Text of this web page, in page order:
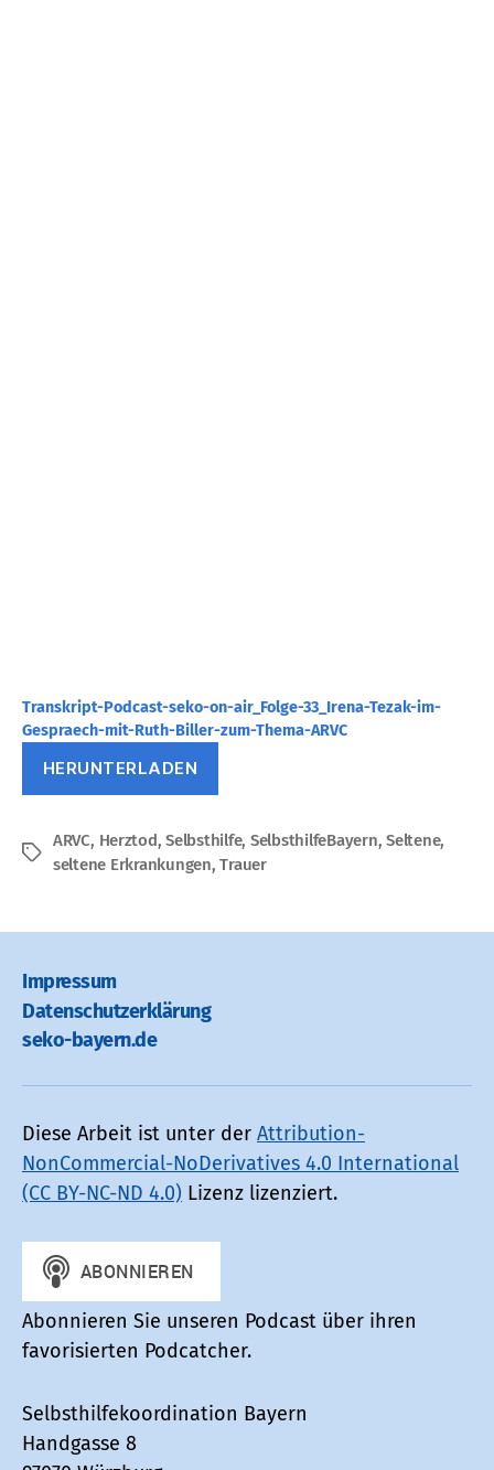
Transkript-Podcast-seko-on-air_Folge-33_Irena-Tezak-im-
Gespraech-mit-Ruth-Biller-zum-Thema-ARVC
HERUNTERLADEN
Schlagwörter
ARVC, Herztod,Selbsthilfe, SelbsthilfeBayern,Seltene,
seltene Erkrankungen,Trauer
Impressum
Datenschutz­erklärung
seko-bayern.de
Diese Arbeit ist unter der Attribution-
NonCommercial-NoDerivatives 4.0 International
(CC BY-NC-ND 4.0) Lizenz lizenziert.
Abonnieren Sie unseren Podcast über ihren
favorisierten Podcatcher.
Selbsthilfekoordination Bayern
Handgasse 8